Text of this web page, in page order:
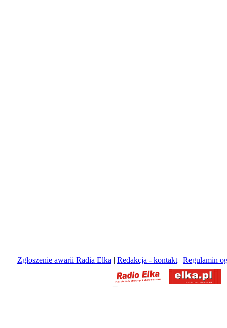
Zgłoszenie awarii Radia Elka | Redakcja - kontakt | Regulamin